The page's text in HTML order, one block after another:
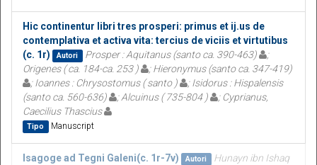
Hic continentur libri tres prosperi: primus et ij.us de
contemplativa et activa vita: tercius de viciis et virtutibus
(c. 1r)
Autori Prosper : Aquitanus (santo ca. 390-463)
;
Origenes ( ca. 184-ca. 253 )
; Hieronymus (santo ca. 347-419)
; Ioannes : Chrysostomus ( santo )
; Isidorus : Hispalensis
(santo ca. 560-636)
; Alcuinus ( 735-804 )
; Cyprianus,
Caecilius Thascius
Tipo Manuscript
Isagoge ad Tegni Galeni(c. 1r-7v) Autori
Hunayn ibn Ishaq